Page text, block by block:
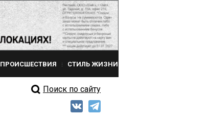
ПРОИСШЕСТВИЯ СТИЛЬ ЖИЗНИ
Поиск по сайту